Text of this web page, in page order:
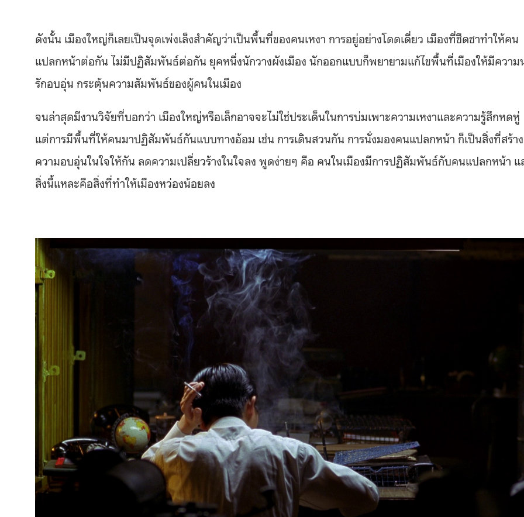
ดังนั้น เมืองใหญ่ก็เลยเป็นจุดเพ่งเล็งสำคัญว่าเป็นพื้นที่ของคนเหงา การอยู่อย่างโดดเดี่ยว เมืองที่ชืดชาทำให้คน
แปลกหน้าต่อกัน ไม่มีปฏิสัมพันธ์ต่อกัน ยุคหนึ่งนักวางผังเมือง นักออกแบบก็พยายามแก้ไขพื้นที่เมืองให้มีความ
รักอบอุ่น กระตุ้นความสัมพันธ์ของผู้คนในเมือง
จนล่าสุดมีงานวิจัยที่บอกว่า เมืองใหญ่หรือเล็กอาจจะไม่ใช่ประเด็นในการบ่มเพาะความเหงาและความรู้สึกหดหู่
แต่การมีพื้นที่ให้คนมาปฏิสัมพันธ์กันแบบทางอ้อม เช่น การเดินสวนกัน การนั่งมองคนแปลกหน้า ก็เป็นสิ่งที่สร้าง
ความอบอุ่นในใจให้กัน ลดความเปลี่ยวร้างในใจลง พูดง่ายๆ คือ คนในเมืองมีการปฏิสัมพันธ์กับคนแปลกหน้า แ
สิ่งนี้แหละคือสิ่งที่ทำให้เมืองหว่องน้อยลง